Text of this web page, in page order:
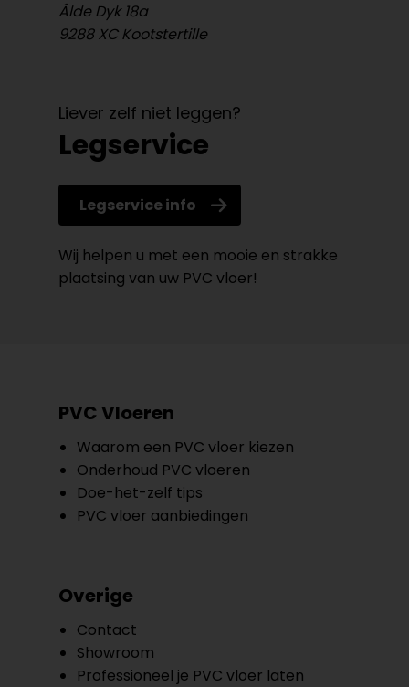
Âlde Dyk 18a
9288 XC Kootstertille
Liever zelf niet leggen?
Legservice
Legservice info
Wij helpen u met een mooie en strakke
plaatsing van uw PVC vloer!
PVC Vloeren
Waarom een PVC vloer kiezen
Onderhoud PVC vloeren
Doe-het-zelf tips
PVC vloer aanbiedingen
Overige
Contact
Showroom
Professioneel je PVC vloer laten